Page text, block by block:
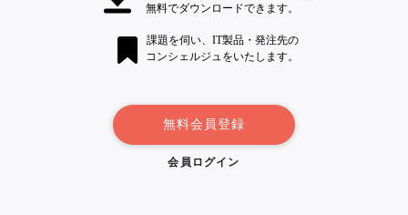
無料でダウンロードできます。
課題を伺い、IT製品・発注先の
コンシェルジュをいたします。
無料会員登録
会員ログイン